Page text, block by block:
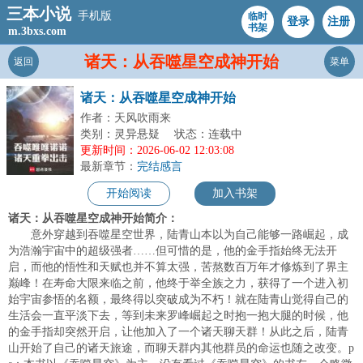
三本小说 手机版
m.3bxs.com
临时
书架
登录 注册
诸天：从吞噬星空成神开始
返回 菜单
诸天：从吞噬星空成神开始
作者：天风吹雨来
类别：灵异悬疑
状态：连载中
更新时间：2026-06-02 12:03:08
最新章节： 完结感言
开始阅读 加入书架
诸天：从吞噬星空成神开始简介：
意外穿越到吞噬星空世界，陆青山本以为自己能够一路崛起，成
为浩瀚宇宙中的超级强者……但可惜的是，他的金手指始终无法开
启，而他的悟性和天赋也并不算太强，苦熬数百万年才修炼到了界主
巅峰！在寿命大限来临之前，他终于举全族之力，获得了一个进入初
始宇宙参悟的名额，最终得以突破成为不朽！就在陆青山觉得自己的
生活会一直平淡下去，等到未来罗峰崛起之时抱一抱大腿的时候，他
的金手指却突然开启，让他加入了一个诸天聊天群！从此之后，陆青
山开始了自己的诸天旅途，而聊天群内其他群员的命运也随之改变。p